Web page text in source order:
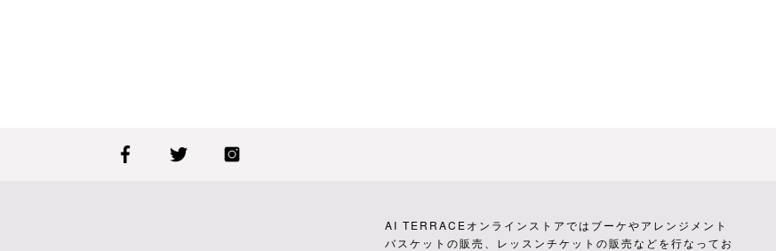
AI TERRACEオンラインストアではブーケやアレンジメント
バスケットの販売、レッスンチケットの販売などを行なってお